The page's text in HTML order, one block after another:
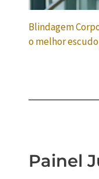
Blindagem
o melhor
Painel